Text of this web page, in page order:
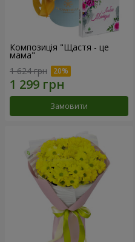
Композиція "Щастя - це
мама"
1 624 грн
Замовити